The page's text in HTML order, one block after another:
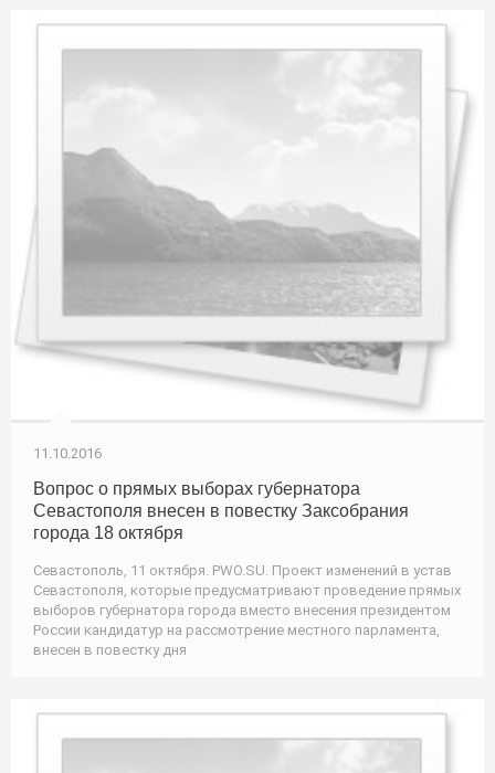
11.10.2016
Вопрос о прямых выборах губернатора
Севастополя внесен в повестку Заксобрания
города 18 октября
Севастополь, 11 октября. PWO.SU. Проект изменений в устав
Севастополя, которые предусматривают проведение прямых
выборов губернатора города вместо внесения президентом
России кандидатур на рассмотрение местного парламента,
внесен в повестку дня